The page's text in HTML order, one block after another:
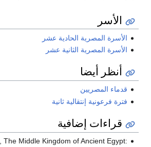
الأسر
الأسرة المصرية الحادية عشر
الأسرة المصرية الثانية عشر
أنظر أيضا
قدماء المصريين
فترة فرعونية إنتقالية ثانية
قراءات إضافية
The Middle Kingdom of Ancient Egypt: